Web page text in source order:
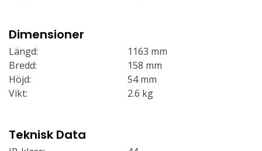
Dimensioner
Längd:
1163 mm
Bredd:
158 mm
Höjd:
54 mm
Vikt:
2.6 kg
Teknisk Data